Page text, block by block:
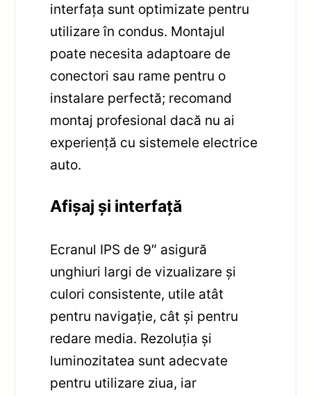
interfața sunt optimizate pentru
utilizare în condus. Montajul
poate necesita adaptoare de
conectori sau rame pentru o
instalare perfectă; recomand
montaj profesional dacă nu ai
experiență cu sistemele electrice
auto.
Afișaj și interfață
Ecranul IPS de 9″ asigură
unghiuri largi de vizualizare și
culori consistente, utile atât
pentru navigație, cât și pentru
redare media. Rezoluția și
luminozitatea sunt adecvate
pentru utilizare ziua, iar